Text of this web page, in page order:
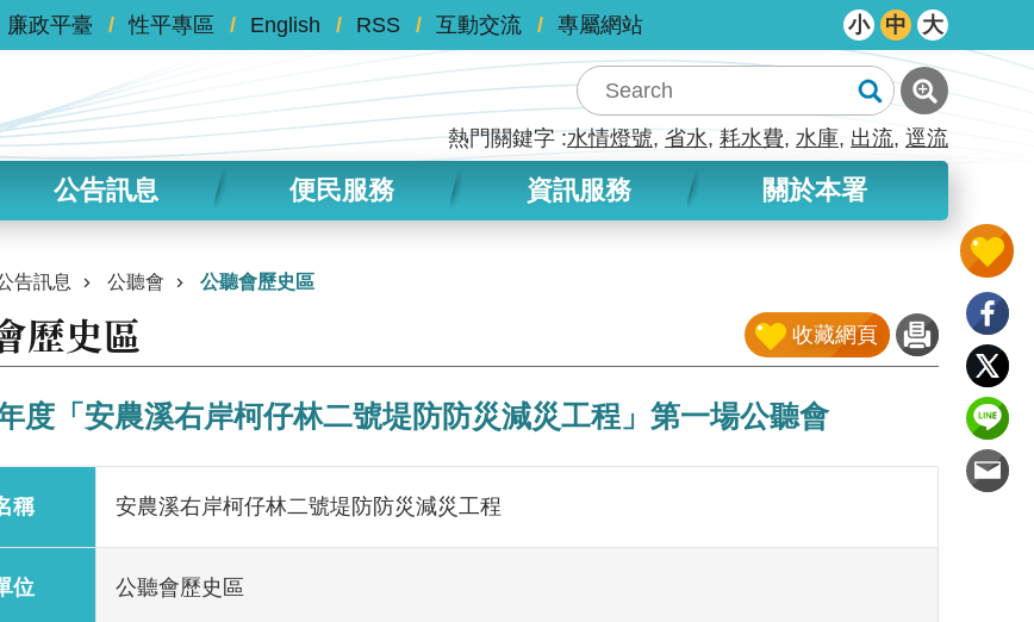
廉政平臺 性平專區 English RSS 互動交流 專屬網站 小 中 大
熱門關鍵字 水情燈號 省水 耗水費 水庫 出流 逕流
公告訊息 便民服務 資訊服務 關於本署
告訊息 公聽會 公聽會歷史區
歷史區 收藏網頁
度「安農溪右岸柯仔林二號堤防防災減災工程」第一場公聽會
稱 安農溪右岸柯仔林二號堤防防災減災工程
位 公聽會歷史區